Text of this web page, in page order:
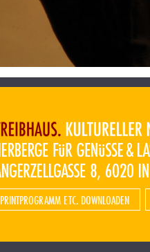
PRINTPROGRAMM ETC. DOWNLOADEN